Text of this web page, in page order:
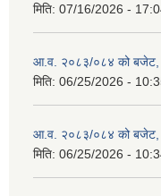
मिति: 07/16/2026 -
आ.व. २०८३/०८४ को बजेट,
मिति: 06/25/2026 -
आ.व. २०८३/०८४ को बजेट,
मिति: 06/25/2026 -